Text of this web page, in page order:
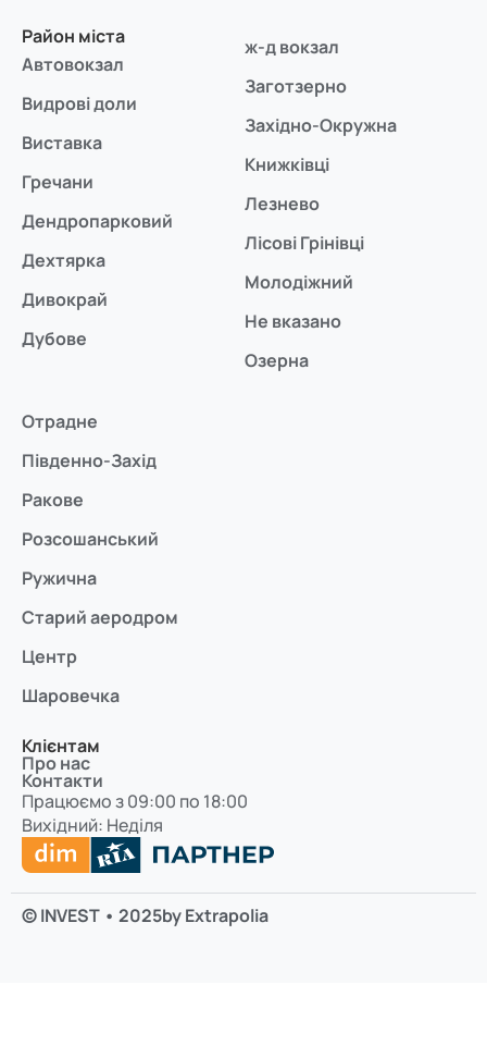
Район міста
Автовокзал
Видрові доли
Виставка
Гречани
Дендропарковий
Дехтярка
Дивокрай
Дубове
ж-д вокзал
Заготзерно
Західно-Окружна
Книжківці
Лезнево
Лісові Грінівці
Молодіжний
Не вказано
Озерна
Отрадне
Південно-Захід
Ракове
Розсошанський
Ружична
Старий аеродром
Центр
Шаровечка
Клієнтам
Про нас
Контакти
Працюємо з 09:00 по 18:00
Вихідний: Неділя
© INVEST • 2025by Extrapolia